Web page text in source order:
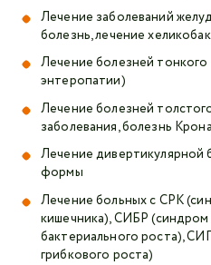
Лечение заболеваний
болезнь, лечение
Лечение болезней
энтеропатии)
Лечение болезней
заболевания, болезнь
Лечение дивертикулярной
формы
Лечение больных с СРК
кишечника), СИБР
бактериального роста),
грибкового роста)